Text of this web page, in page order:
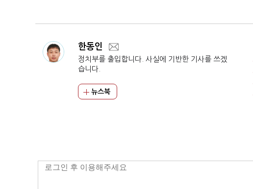
사' 지시
한동인
정치부를 출입합니다. 사실에 기반한 기사를 쓰겠
습니다.
뉴스북